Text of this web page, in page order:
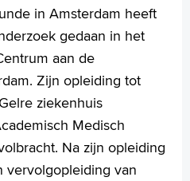
onderzoek
in Amsterdam heeft
gedaan in het
aan de
Zijn opleiding tot
ziekenhuis
Medisch
Na zijn opleiding
van